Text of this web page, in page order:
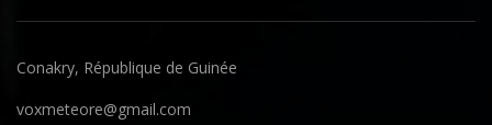
Conakry, République de Guinée
voxmeteore@gmail.com